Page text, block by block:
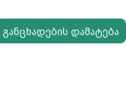
ᲒᲐᲜᲪᲮᲐᲓᲔᲑᲘᲡ ᲓᲐᲛᲐᲢᲔᲑᲐ